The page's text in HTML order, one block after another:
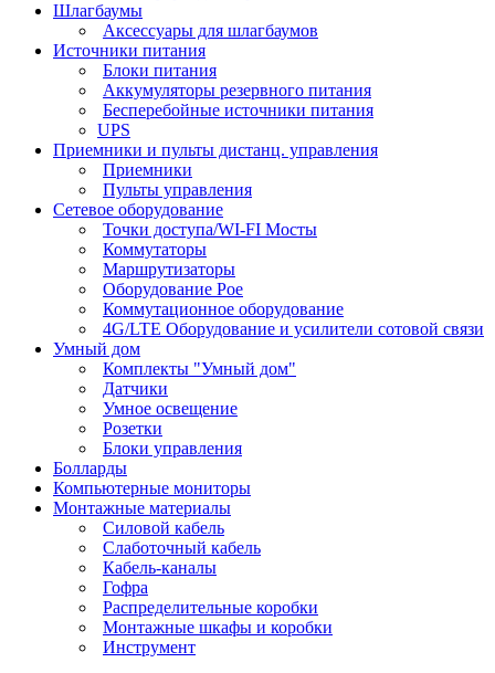
Шлагбаумы
Аксессуары для шлагбаумов
Источники питания
Блоки питания
Аккумуляторы резервного питания
Бесперебойные источники питания
UPS
Приемники и пульты дистанц. управления
Приемники
Пульты управления
Сетевое оборудование
Точки доступа/WI-FI Мосты
Коммутаторы
Маршрутизаторы
Оборудование Poe
Коммутационное оборудование
4G/LTE Оборудование и усилители сотовой связи
Умный дом
Комплекты "Умный дом"
Датчики
Умное освещение
Розетки
Блоки управления
Болларды
Компьютерные мониторы
Монтажные материалы
Силовой кабель
Слаботочный кабель
Кабель-каналы
Гофра
Распределительные коробки
Монтажные шкафы и коробки
Инструмент